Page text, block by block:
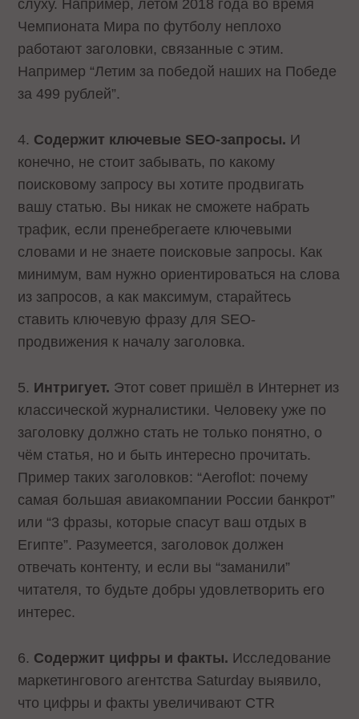
слуху. Например, летом 2018 года во время
Чемпионата Мира по футболу неплохо
работают заголовки, связанные с этим.
Например “Летим за победой наших на Победе
за 499 рублей”.
4. Содержит ключевые SEO-запросы. И
конечно, не стоит забывать, по какому
поисковому запросу вы хотите продвигать
вашу статью. Вы никак не сможете набрать
трафик, если пренебрегаете ключевыми
словами и не знаете поисковые запросы. Как
минимум, вам нужно ориентироваться на слова
из запросов, а как максимум, старайтесь
ставить ключевую фразу для SEO-
продвижения к началу заголовка.
5. Интригует. Этот совет пришёл в Интернет из
классической журналистики. Человеку уже по
заголовку должно стать не только понятно, о
чём статья, но и быть интересно прочитать.
Пример таких заголовков: “Aeroflot: почему
самая большая авиакомпании России банкрот”
или “3 фразы, которые спасут ваш отдых в
Египте”. Разумеется, заголовок должен
отвечать контенту, и если вы “заманили”
читателя, то будьте добры удовлетворить его
интерес.
6. Содержит цифры и факты. Исследование
маркетингового агентства Saturday выявило,
что цифры и факты увеличивают CTR